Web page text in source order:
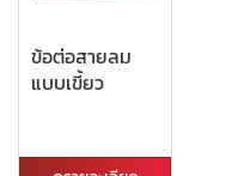
ข้อต่อสายลม
แบบเขี้ยว